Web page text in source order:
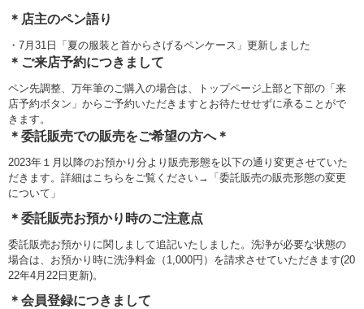
＊店主のペン語り
・7月31日「夏の服装と首からさげるペンケース」更新しました
＊ご来店予約につきまして
ペン先調整、万年筆のご購入の場合は、トップページ上部と下部の「来
店予約ボタン」からご予約いただきますとお待たせせずに承ることがで
きます。
＊委託販売での販売をご希望の方へ＊
2023年１月以降のお預かり分より販売形態を以下の通り変更させていた
だきます。詳細はこちらをご覧ください→「 委託販売の販売形態の変更
について 」
＊委託販売お預かり時のご注意点
委託販売お預かりに関しまして追記いたしました。 洗浄が必要な状態の
場合は、お預かり時に洗浄料金（1,000円）を請求させていただきます(20
22年4月22日更新)。
＊会員登録につきまして